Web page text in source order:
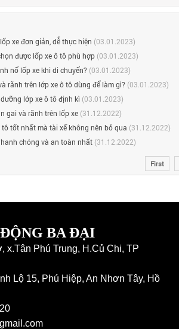
xe đơn giản, dễ thực hiện (03.01.2023)
được lốp xe ô tô phù hợp (03.01.2023)
nổ lốp xe khi di chuyển? (03.01.2023)
rãnh trên lớp xe ô tô dùng để làm gì? (03.01.2023)
lớp xe ô tô định kì (03.01.2023)
gai và rãnh trên lốp xe (31.12.2022)
tốt nhất mà tài xế không nên bỏ qua (31.12.2022)
chóng và an toàn nhất (31.12.2022)
First
BA ĐẠI
x.Tân Phú Trung, H.Củ Chi, TP
Lộ 15, Phú Hiệp, An Nhơn Tây, Hồ